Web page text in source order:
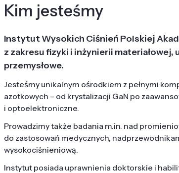
Kim jesteśmy
Instytut Wysokich Ciśnień Polskiej
z zakresu fizyki i inżynierii
przemysłowe.
Jesteśmy unikalnym ośrodkiem z pełnymi
azotkowych – od krystalizacji GaN po
i optoelektroniczne.
Prowadzimy także badania m.in. nad
do zastosowań medycznych,
wysokociśnieniową.
Instytut posiada uprawnienia doktorskie i